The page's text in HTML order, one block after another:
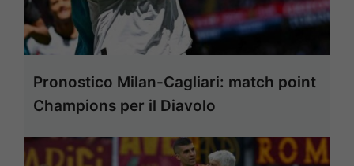
Pronostico Milan-Cagliari: match point
Champions per il Diavolo